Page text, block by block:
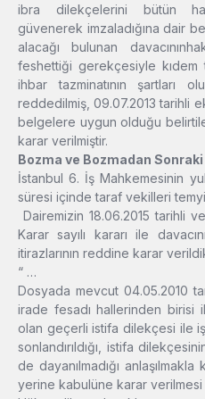
ibra dilekçelerini bütün
güvenerek imzaladığına dair
alacağı bulunan
feshettiği gerekçesiyle kıdem
ihbar tazminatının şartları
reddedilmiş, 09.07.2013 tarihli
belgelere uygun olduğu
karar verilmiştir.
Bozma ve Bozmadan
İstanbul 6. İş Mahkemesinin
süresi içinde taraf vekilleri
Dairemizin 18.06.2015 tarihli
Karar sayılı kararı ile
itirazlarının reddine karar
“ …
Dosyada mevcut 04.05.2010
irade fesadı hallerinden birisi
olan geçerli istifa dilekçesi ile
sonlandırıldığı, istifa
de dayanılmadığı
yerine kabulüne karar verilmesi